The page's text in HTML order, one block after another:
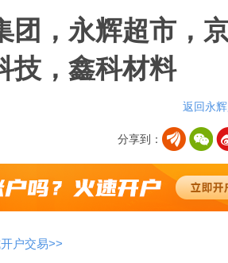
团，永辉超市，
技，鑫科材料
返回永
分享到：
户交易>>